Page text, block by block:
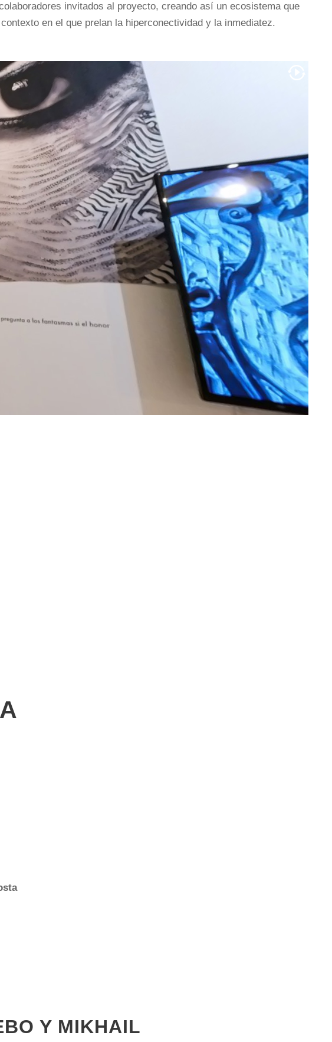
invitados al proyecto, creando así un ecosistema que
en el que prelan la hiperconectividad y la inmediatez.
Y MIKHAIL